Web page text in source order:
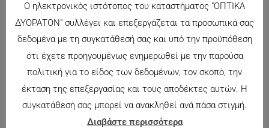
Όνομα*
Email*
Ιστότοπος
Αποθήκευσε
το όνομά μου,
email, και τον
ιστότοπο μου
σε αυτόν τον
πλοηγό για
Ο ηλεκτρονικός ιστότοπος του καταστήματος "ΟΠΤΙΚΑ
ΔΥΟΡΑΤΟΝ" συλλέγει και επεξεργάζεται τα προσωπικά σας
δεδομένα με τη συγκατάθεσή σας και υπό την προϋπόθεση
ότι έχετε προηγουμένως ενημερωθεί με την παρούσα
πολιτική για το είδος των δεδομένων, τον σκοπό, την
έκταση της επεξεργασίας και τους αποδέκτες αυτών. Η
συγκατάθεσή σας μπορεί να ανακληθεί ανά πάσα στιγμή.
Διαβάστε περισσότερα